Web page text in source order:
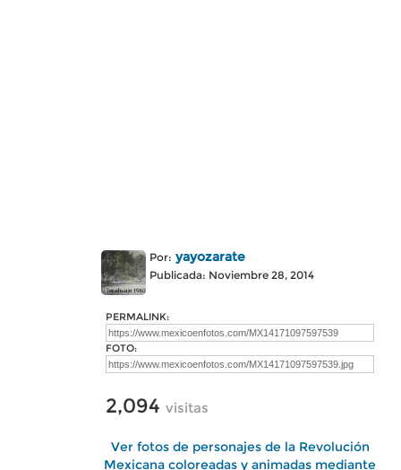
Por: yayozarate
Publicada: Noviembre 28, 2014
PERMALINK:
FOTO:
2,094 visitas
Ver fotos de personajes de la Revolución
Mexicana coloreadas y animadas mediante